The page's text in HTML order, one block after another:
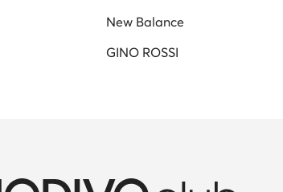
New Balance
GINO ROSSI